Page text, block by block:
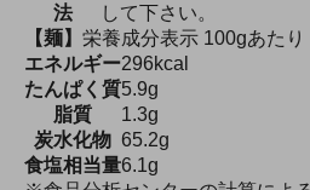
法
して下さい。
【麺】 栄養成分表示 100gあたり
エネルギー296kcal
たんぱく質5.9g
脂質
1.3g
炭水化物 65.2g
食塩相当量6.1g